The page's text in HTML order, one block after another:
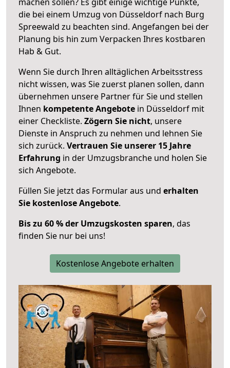
die bei einem Umzug von Düsseldorf nach Burg
Spreewald zu beachten sind. Angefangen bei der
Planung bis hin zum Verpacken Ihres kostbaren
Hab & Gut.
Wenn Sie durch Ihren alltäglichen Arbeitsstress
nicht wissen, was Sie zuerst planen sollen, dann
übernehmen unsere Partner für Sie und stellen
Ihnen kompetente Angebote in Düsseldorf mit
einer Checkliste. Zögern Sie nicht, unsere
Dienste in Anspruch zu nehmen und lehnen Sie
sich zurück. Vertrauen Sie unserer 15 Jahre
Erfahrung in der Umzugsbranche und holen Sie
sich Angebote.
Füllen Sie jetzt das Formular aus und erhalten
Sie kostenlose Angebote.
Bis zu 60 % der Umzugskosten sparen, das
finden Sie nur bei uns!
Kostenlose Angebote erhalten